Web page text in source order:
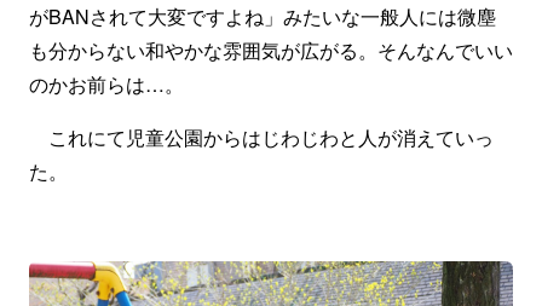
がBANされて大変ですよね」みたいな一般人には微塵
も分からない和やかな雰囲気が広がる。そんなんでいい
のかお前らは…。
これにて児童公園からはじわじわと人が消えていっ
た。